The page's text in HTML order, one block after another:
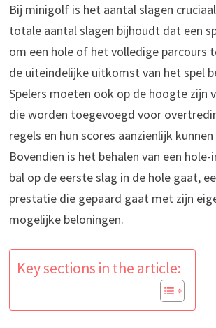
Bij minigolf is het aantal slagen
totale aantal slagen bijhoudt dat een
om een hole of het volledige parcours
de uiteindelijke uitkomst van het spel
Spelers moeten ook op de hoogte zijn
die worden toegevoegd voor
regels en hun scores aanzienlijk
Bovendien is het behalen van een
bal op de eerste slag in de hole gaat,
prestatie die gepaard gaat met zijn
mogelijke beloningen.
Key sections in the article: